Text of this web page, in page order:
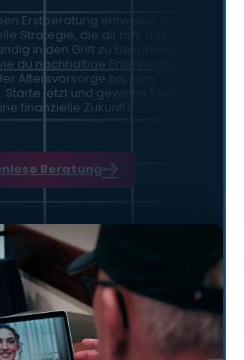
Erstberatung entwickle ich mit
Strategie, die dir hilft, deine
in den Griff zu bekommen.
du nachhaltige Entscheidungen
Altersvorsorge bis zum
jetzt und gewinne Klarheit
finanzielle Zukunft!
Beratung